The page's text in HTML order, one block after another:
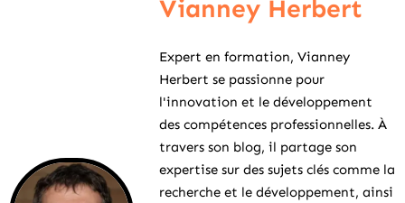
Vianney Herbert
Expert en formation, Vianney
Herbert se passionne pour
l'innovation et le développement
des compétences professionnelles. À
travers son blog, il partage son
expertise sur des sujets clés comme la
recherche et le développement, ainsi